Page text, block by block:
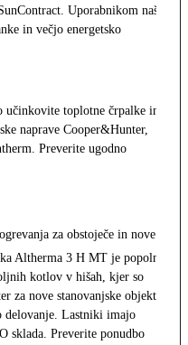
Uporabnikom naša
in večjo energetsko
toplotne črpalke in
naprave Cooper&Hunter,
Preverite ugodno
za obstoječe in nove
Altherma 3 H MT je popolna
kotlov v hišah, kjer so
za nove stanovanjske objekte.
Lastniki imajo
sklada. Preverite ponudbo